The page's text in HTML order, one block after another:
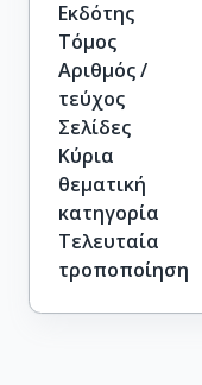
Εκδότης
Τόμος
Αριθμός /
τεύχος
Σελίδες
Κύρια
θεματική
κατηγορία
Τελευταία
τροποποίηση